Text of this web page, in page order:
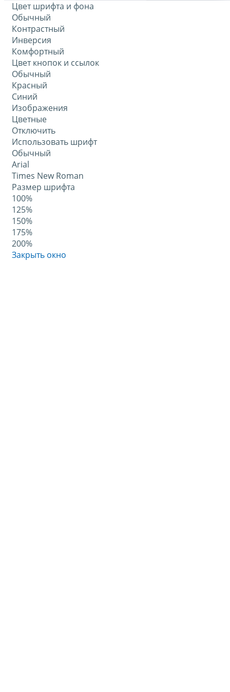
Цвет шрифта и фона
Обычный
Контрастный
Инверсия
Комфортный
Цвет кнопок и ссылок
Обычный
Красный
Синий
Изображения
Цветные
Отключить
Использовать шрифт
Обычный
Arial
Times New Roman
Размер шрифта
100%
125%
150%
175%
200%
Закрыть окно